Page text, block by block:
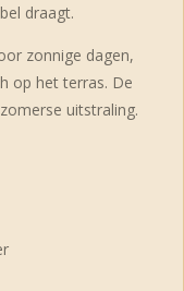
draagt.
zonnige dagen,
op het terras. De
uitstraling.